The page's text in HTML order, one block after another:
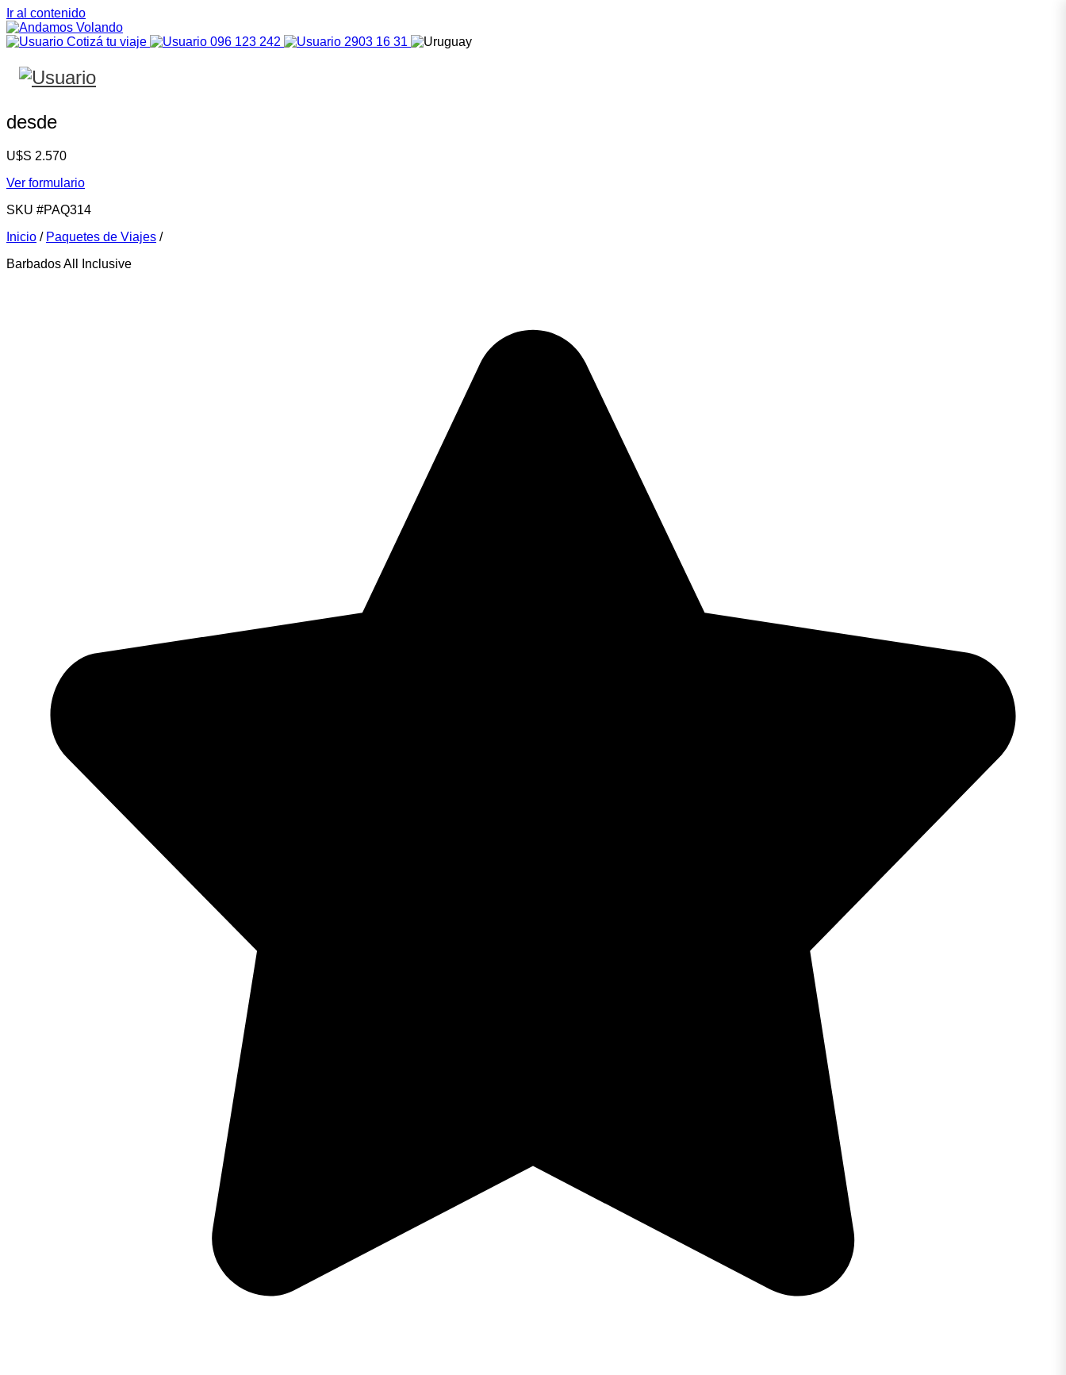
Ir al contenido
Cotizá tu viaje 096 123 242 2903 16 31
desde
U$S 2.570
Ver formulario
SKU #PAQ314
Inicio / Paquetes de Viajes /
Barbados All Inclusive